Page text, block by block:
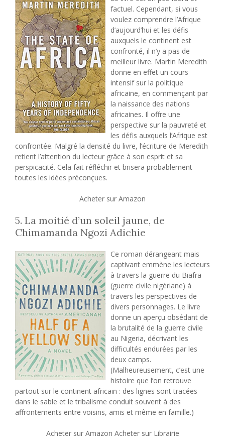
factuel. Cependant, si vous
voulez comprendre l’Afrique
d’aujourd’hui et les défis
auxquels le continent est
confronté, il n’y a pas de
meilleur livre. Martin Meredith
donne en effet un cours
intensif sur la politique
africaine, en commençant par
la naissance des nations
africaines. Il offre une
perspective sur la pauvreté et
les défis auxquels l’Afrique est
confrontée. Malgré la densité du livre, l’écriture de Meredith
retient l’attention du lecteur grâce à son esprit et sa
perspicacité. Cela fait réfléchir et brisera probablement
toutes les idées préconçues.
Acheter sur Amazon
5. La moitié d’un soleil jaune, de
Chimamanda Ngozi Adichie
Ce roman dérangeant mais
captivant emmène les lecteurs
à travers la guerre du Biafra
(guerre civile nigériane) à
travers les perspectives de
divers personnages. Le livre
donne un aperçu obsédant de
la brutalité de la guerre civile
au Nigeria, décrivant les
difficultés endurées par les
deux camps.
(Malheureusement, c’est une
histoire que l’on retrouve
partout sur le continent africain : des lignes sont tracées
dans le sable et le tribalisme conduit souvent à des
affrontements entre voisins, amis et même en famille.)
Acheter sur Amazon Acheter sur Librairie